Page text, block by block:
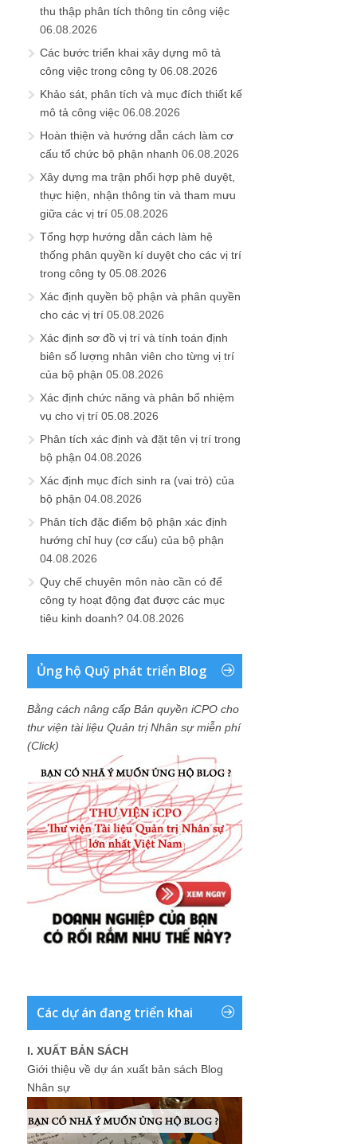
thu thập phân tích thông tin công việc
06.08.2026
Các bước triển khai xây dựng mô tả
công việc trong công ty 06.08.2026
Khảo sát, phân tích và mục đích thiết kế
mô tả công việc 06.08.2026
Hoàn thiện và hướng dẫn cách làm cơ
cấu tổ chức bộ phận nhanh 06.08.2026
Xây dựng ma trận phối hợp phê duyệt,
thực hiện, nhận thông tin và tham mưu
giữa các vị trí 05.08.2026
Tổng hợp hướng dẫn cách làm hệ
thống phân quyền kí duyệt cho các vị trí
trong công ty 05.08.2026
Xác định quyền bộ phận và phân quyền
cho các vị trí 05.08.2026
Xác định sơ đồ vị trí và tính toán định
biên số lượng nhân viên cho từng vị trí
của bộ phận 05.08.2026
Xác định chức năng và phân bổ nhiệm
vụ cho vị trí 05.08.2026
Phân tích xác định và đặt tên vị trí trong
bộ phận 04.08.2026
Xác định mục đích sinh ra (vai trò) của
bộ phận 04.08.2026
Phân tích đặc điểm bộ phận xác định
hướng chỉ huy (cơ cấu) của bộ phận
04.08.2026
Quy chế chuyên môn nào cần có để
công ty hoạt động đạt được các mục
tiêu kinh doanh? 04.08.2026
Ủng hộ Quỹ phát triển Blog
Bằng cách nâng cấp Bản quyền iCPO cho
thư viện tài liệu Quản trị Nhân sự miễn phí
(Click)
Các dự án đang triển khai
I. XUẤT BẢN SÁCH
Giới thiệu về dự án xuất bản sách Blog
Nhân sự